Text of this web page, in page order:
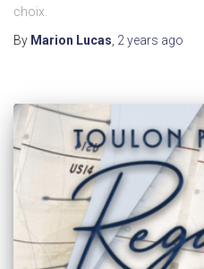
choix.
By Marion Lucas 2 years ago